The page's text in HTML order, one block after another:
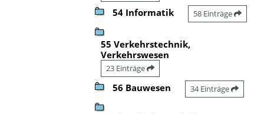
54 Informatik 58 Einträge
55 Verkehrstechnik,
Verkehrswesen
23 Einträge
56 Bauwesen 34 Einträge